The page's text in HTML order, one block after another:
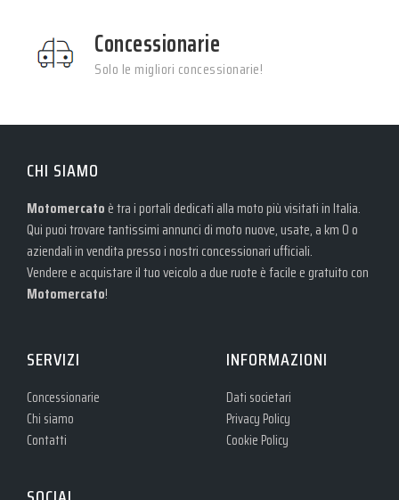
Concessionarie
Solo le migliori concessionarie!
CHI SIAMO
Motomercato è tra i portali dedicati alla moto più visitati in Italia.
Qui puoi trovare tantissimi annunci di moto nuove, usate, a km 0 o
aziendali in vendita presso i nostri concessionari ufficiali.
Vendere e acquistare il tuo veicolo a due ruote è facile e gratuito con
Motomercato!
SERVIZI
Concessionarie
Chi siamo
Contatti
INFORMAZIONI
Dati societari
Privacy Policy
Cookie Policy